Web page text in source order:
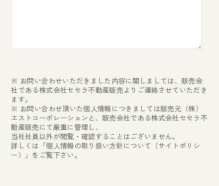
※ お問い合わせいただきました内容に関しましては、販売会
社である株式会社セセラ不動産販売よりご連絡させていただき
ます。
※ お問い合わせ頂いた個人情報につきましては販売元（株）
エストコーポレーションと、販売会社である株式会社セセラ不
動産販売にて厳重に管理し、
当社社員以外が閲覧・確認することはございません。
詳しくは「個人情報の取り扱い方針について（サイトポリシ
ー）
」をご覧下さい。